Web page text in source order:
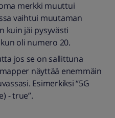
merkki muuttui
vaihtui muutaman
kuin jäi pysyvästi
oli numero 20.
jos se on sallittuna
näyttää enemmäin
Esimerkiksi “5G
- true”.